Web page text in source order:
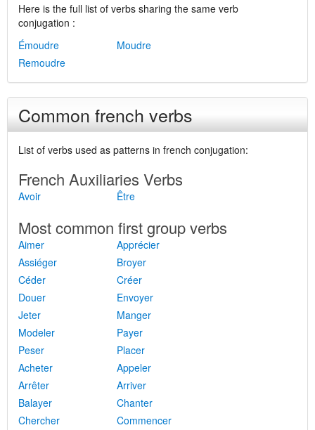
Here is the full list of verbs sharing the same verb
conjugation :
Émoudre
Moudre
Remoudre
Common french verbs
List of verbs used as patterns in french conjugation:
French Auxiliaries Verbs
Avoir Être
Most common first group verbs
Aimer
Apprécier
Assiéger
Broyer
Céder
Créer
Douer
Envoyer
Jeter
Manger
Modeler
Payer
Peser
Placer
Acheter
Appeler
Arrêter
Arriver
Balayer
Chanter
Chercher
Commencer